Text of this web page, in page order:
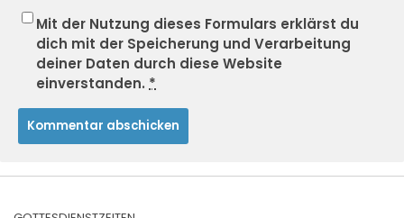
Mit der Nutzung dieses Formulars erklärst du
dich mit der Speicherung und Verarbeitung
deiner Daten durch diese Website
einverstanden. *